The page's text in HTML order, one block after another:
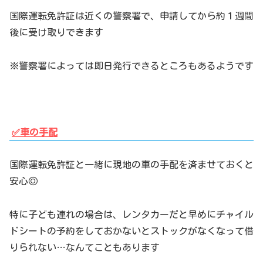
国際運転免許証は近くの警察署で、申請してから約１週間
後に受け取りできます
※警察署によっては即日発行できるところもあるようです
✅車の手配
国際運転免許証と一緒に現地の車の手配を済ませておくと
安心◎
特に子ども連れの場合は、レンタカーだと早めにチャイル
ドシートの予約をしておかないとストックがなくなって借
りられない…なんてこともあります